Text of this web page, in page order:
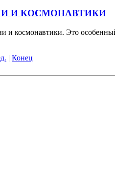
И КОСМОНАВТИКИ
и космонавтики. Это
| Конец